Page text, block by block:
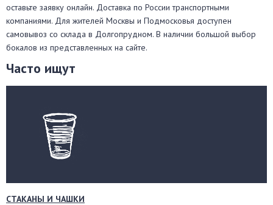
оставьте заявку онлайн. Доставка по России транспортными
компаниями. Для жителей Москвы и Подмосковья доступен
самовывоз со склада в Долгопрудном. В наличии большой выбор
бокалов из представленных на сайте.
Часто ищут
СТАКАНЫ И ЧАШКИ